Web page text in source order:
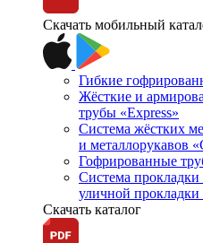
Скачать мобильный
Гибкие
Жёсткие и
трубы «Express»
Система жёстких
и металлорукавов
Гофрированные
Система прокладки
уличной прокладки
Скачать каталог